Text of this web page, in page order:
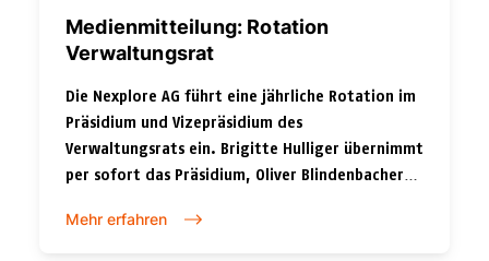
Medienmitteilung: Rotation
Verwaltungsrat
Die Nexplore AG führt eine jährliche Rotation im
Präsidium und Vizepräsidium des
Verwaltungsrats ein. Brigitte Hulliger übernimmt
per sofort das Präsidium, Oliver Blindenbacher
Mehr erfahren